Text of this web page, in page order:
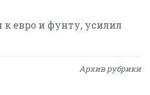
евро и фунту, усилил
Архив рубрики